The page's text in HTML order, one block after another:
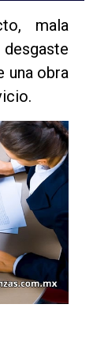
mala
una obra